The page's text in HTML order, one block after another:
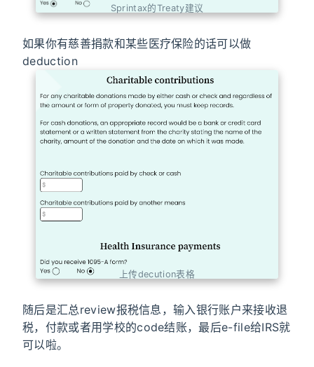
Sprintax的Treaty建议
如果你有慈善捐款和某些医疗保险的话可以做
deduction
上传decution表格
随后是汇总review报税信息，输入银行账户来接收退
税，付款或者用学校的code结账，最后e-file给IRS就
可以啦。